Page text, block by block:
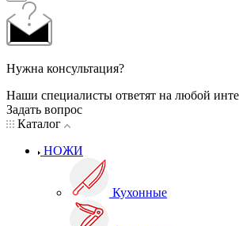
Нужна консультация?
Наши специалисты ответят на любой
Задать вопрос
Каталог
НОЖИ
Кухонные